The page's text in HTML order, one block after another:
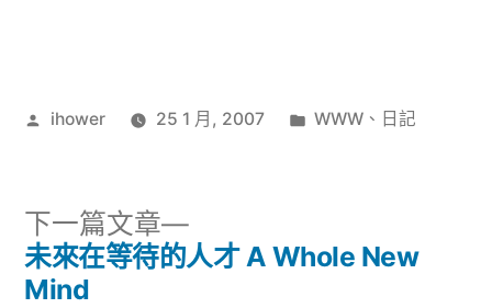
作
ihower 25 1 月, 2007
分
WWW 、 日記
文
下一篇文章
下
一
未來在等待的人才 A Whole New
Mind